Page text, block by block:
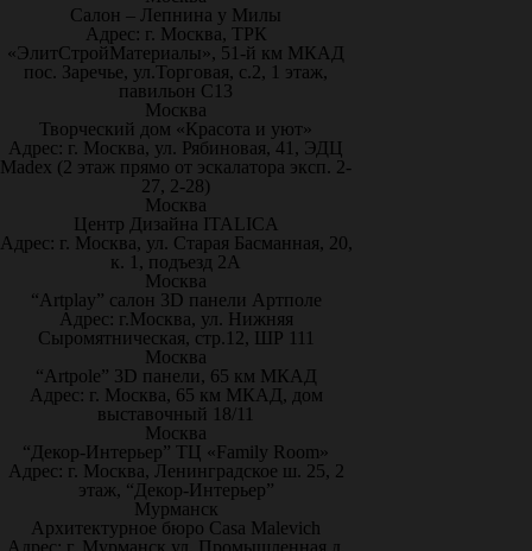
Салон – Лепнина у Милы
Адрес: г. Москва, ТРК
«ЭлитСтройМатериалы», 51-й км МКАД
пос. Заречье, ул.Торговая, с.2, 1 этаж,
павильон С13
Москва
Творческий дом «Красота и уют»
Адрес: г. Москва, ул. Рябиновая, 41, ЭДЦ
Madex (2 этаж прямо от эскалатора эксп. 2-
27, 2-28)
Москва
Центр Дизайна ITALICA
Адрес: г. Москва, ул. Старая Басманная, 20,
к. 1, подъезд 2А
Москва
“Artplay” салон 3D панели Артполе
Адрес: г.Москва, ул. Нижняя
Сыромятническая, стр.12, ШР 111
Москва
“Artpole” 3D панели, 65 км МКАД
Адрес: г. Москва, 65 км МКАД, дом
выставочный 18/11
Москва
“Декор-Интерьер” ТЦ «Family Room»
Адрес: г. Москва, Ленинградское ш. 25, 2
этаж, “Декор-Интерьер”
Мурманск
Архитектурное бюро Casa Malevich
Адрес: г. Мурманск ул. Промышленная д.